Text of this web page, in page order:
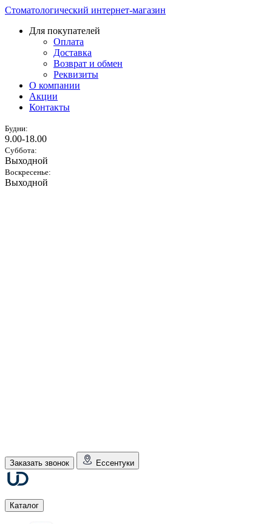
Стоматологический интернет-магазин
Для покупателей
Оплата
Доставка
Возврат и обмен
Реквизиты
О компании
Акции
Контакты
Будни:
9.00-18.00
Суббота:
Выходной
Воскресенье:
Выходной
Заказать звонок Ессентуки
Каталог